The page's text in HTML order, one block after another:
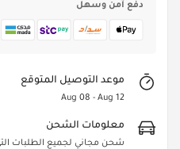
دفع آمن وسهل
موعد التوصيل المتوقع
Aug 08 - Aug 12
معلومات الشحن
شحن مجاني لجميع الطلبات التي تزيد عن